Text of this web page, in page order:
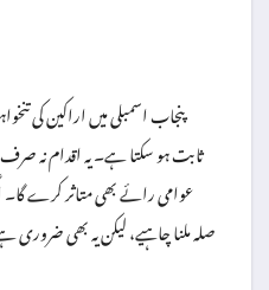
پنجاب اسمبلی میں اراکین کی
ثابت ہو سکتا ہے۔ یہ اقدام نہ صرف
عوامی رائے بھی متاثر کرے گا۔
صلہ ملنا چاہیے، لیکن یہ بھی ضروری